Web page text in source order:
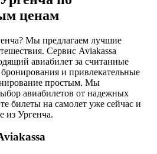
ценам
Мы предлагаем лучшие
Сервис Aviakassa
авиабилет за считанные
и привлекательные
простым. Мы
авиабилетов от надежных
билеты на самолет уже сейчас и
из Ургенча.